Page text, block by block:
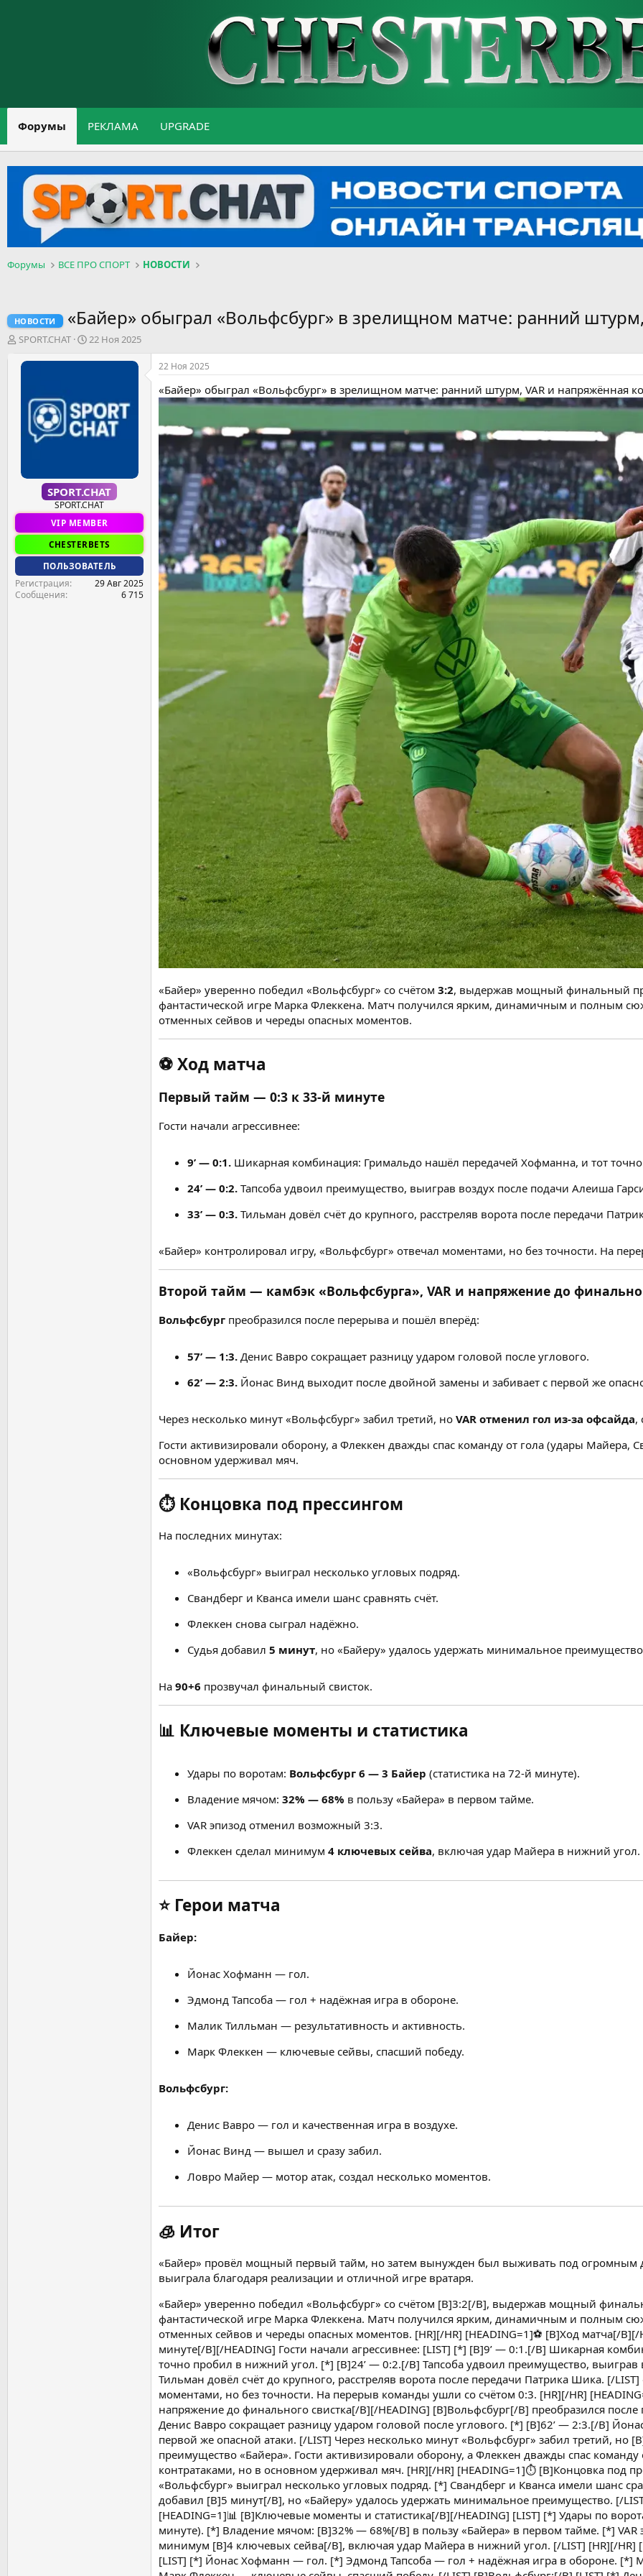
Форумы РЕКЛАМА UPGRADE
Форумы ВСЕ ПРО СПОРТ НОВОСТИ
НОВОСТИ «Байер» обыграл «Вольфсбург» в зрелищном матче: ранний
А
т
SPORT.CHAT
Д
т
а
ч
а
22 Ноя 2025
SPORT.CHAT
SPORT.CHAT
VIP MEMBER
CHESTERBETS
ПОЛЬЗОВАТЕЛЬ
Регистрация
29 Авг 2025
Сообщения
6 715
22 Ноя 2025
«Байер» обыграл «Вольфсбург» в зрелищном матче: ранний штурм, VAR и напряжённая
«Байер» уверенно победил «Вольфсбург» со счётом 3:2, выдержав мощный финальный
фантастической игре Марка Флеккена. Матч получился ярким, динамичным и полным
отменных сейвов и череды опасных моментов.
⚽Ход матча
Первый тайм — 0:3 к 33-й минуте
Гости начали агрессивнее:
9’ — 0:1. Шикарная комбинация: Гримальдо нашёл передачей Хофманна, и тот
24’ — 0:2. Тапсоба удвоил преимущество, выиграв воздух после подачи Алеиша
33’ — 0:3. Тильман довёл счёт до крупного, расстреляв ворота после передачи
«Байер» контролировал игру, «Вольфсбург» отвечал моментами, но без точности. На
Второй тайм — камбэк «Вольфсбурга», VAR и напряжение до
Вольфсбург преобразился после перерыва и пошёл вперёд:
57’ — 1:3. Денис Вавро сокращает разницу ударом головой после углового.
62’ — 2:3. Йонас Винд выходит после двойной замены и забивает с первой же
Через несколько минут «Вольфсбург» забил третий, но VAR отменил гол из-за офсайда,
Гости активизировали оборону, а Флеккен дважды спас команду от гола (удары Майера,
основном удерживал мяч.
⏱️ Концовка под прессингом
На последних минутах:
«Вольфсбург» выиграл несколько угловых подряд.
Свандберг и Кванса имели шанс сравнять счёт.
Флеккен снова сыграл надёжно.
Судья добавил 5 минут, но «Байеру» удалось удержать минимальное
На 90+6 прозвучал финальный свисток.
📊 Ключевые моменты и статистика
Удары по воротам: Вольфсбург 6 — 3 Байер (статистика на 72-й минуте).
Владение мячом: 32% — 68% в пользу «Байера» в первом тайме.
VAR эпизод отменил возможный 3:3.
Флеккен сделал минимум 4 ключевых сейва, включая удар Майера в нижний угол.
⭐ Герои матча
Байер:
Йонас Хофманн — гол.
Эдмонд Тапсоба — гол + надёжная игра в обороне.
Малик Тилльман — результативность и активность.
Марк Флеккен — ключевые сейвы, спасший победу.
Вольфсбург:
Денис Вавро — гол и качественная игра в воздухе.
Йонас Винд — вышел и сразу забил.
Ловро Майер — мотор атак, создал несколько моментов.
🧊 Итог
«Байер» провёл мощный первый тайм, но затем вынужден был выживать под огромным
выиграла благодаря реализации и отличной игре вратаря.
«Байер» уверенно победил «Вольфсбург» со счётом [B]3:2[/B], выдержав мощный
фантастической игре Марка Флеккена. Матч получился ярким, динамичным и полным
отменных сейвов и череды опасных моментов. [HR][/HR] [HEADING=1]⚽ [B]Ход матча[/
минуте[/B][/HEADING] Гости начали агрессивнее: [LIST] [*] [B]9’ — 0:1.[/B] Шикарная
точно пробил в нижний угол. [*] [B]24’ — 0:2.[/B] Тапсоба удвоил преимущество,
Тильман довёл счёт до крупного, расстреляв ворота после передачи Патрика Шика. [/
моментами, но без точности. На перерыв команды ушли со счётом 0:3. [HR][/HR]
напряжение до финального свистка[/B][/HEADING] [B]Вольфсбург[/B] преобразился
Денис Вавро сокращает разницу ударом головой после углового. [*] [B]62’ — 2:3.[/B]
первой же опасной атаки. [/LIST] Через несколько минут «Вольфсбург» забил третий, но
преимущество «Байера». Гости активизировали оборону, а Флеккен дважды спас
контратаками, но в основном удерживал мяч. [HR][/HR] [HEADING=1]⏱️ [B]Концовка под
«Вольфсбург» выиграл несколько угловых подряд. [*] Свандберг и Кванса имели шанс
добавил [B]5 минут[/B], но «Байеру» удалось удержать минимальное преимущество. [/
[HEADING=1]📊 [B]Ключевые моменты и статистика[/B][/HEADING] [LIST] [*] Удары по
минуте). [*] Владение мячом: [B]32% — 68%[/B] в пользу «Байера» в первом тайме. [*]
минимум [B]4 ключевых сейва[/B], включая удар Майера в нижний угол. [/LIST] [HR][/HR]
[LIST] [*] Йонас Хофманн — гол. [*] Эдмонд Тапсоба — гол + надёжная игра в обороне. [*]